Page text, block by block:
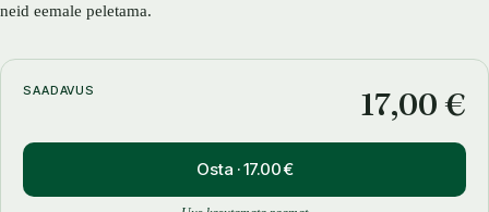
neid eemale peletama.
SAADAVUS 17,00 €
Osta · 17.00 €